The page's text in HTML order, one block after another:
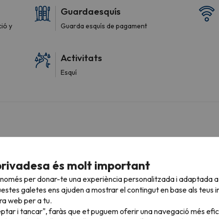
és molt important
per donar-te una experiència personalitzada i adaptada
galetes ens ajuden a mostrar el contingut en base als teus
web per a tu.
i tancar", faràs que et puguem oferir una navegació més
y
Guardaesquís
Guarda esquís de pagament
Activitats
Esquí
Lavabo
Dutxa
Amenities
Paper higiènic